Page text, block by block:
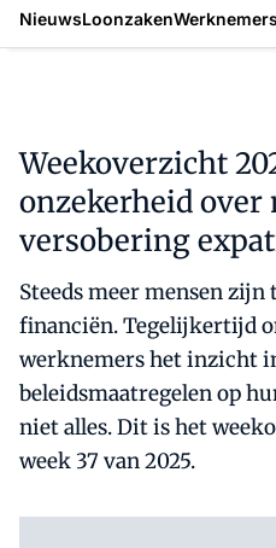
NieuwsLoonzaken
Weekoverzicht
onzekerheid over
versobering
Steeds meer mensen
financiën. Tegelijkertijd
werknemers het inzicht
beleidsmaatregelen op
niet alles. Dit is het
week 37 van 2025.